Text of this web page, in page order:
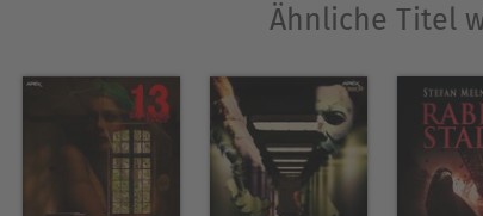
Ähnliche Titel